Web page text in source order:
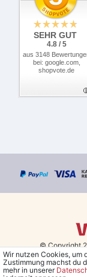
SEHR GUT
4.8 / 5
aus 3148
bei: google.com,
shopvote.de
© Copyright
Bestellungen mit
Wir nutzen Cookies, um
Zustimmung machst du
mehr in unserer